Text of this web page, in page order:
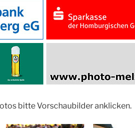
bitte Vorschaubilder anklicken.